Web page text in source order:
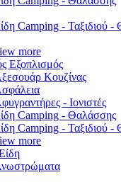
Camping - Ταξιδιού -
more
Εξοπλισμός
Κουζίνας
- Ιονιστές
Camping - Θαλάσσης
Camping - Ταξιδιού -
more